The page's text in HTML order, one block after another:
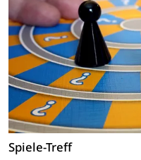
Spiele-Treff